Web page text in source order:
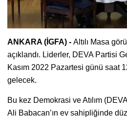
ANKARA (İGFA) - Altılı Masa
açıklandı. Liderler, DEVA Partisi
Kasım 2022 Pazartesi günü saat
gelecek.
Bu kez Demokrasi ve Atılım
Ali Babacan’ın ev sahipliğinde